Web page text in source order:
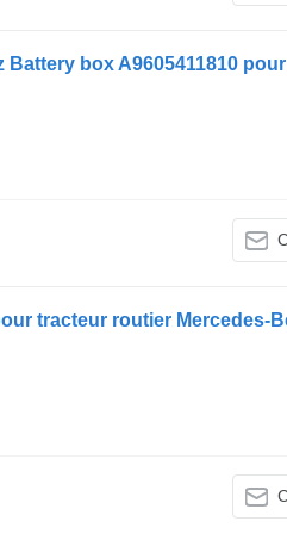
tracteur routier Mercedes-